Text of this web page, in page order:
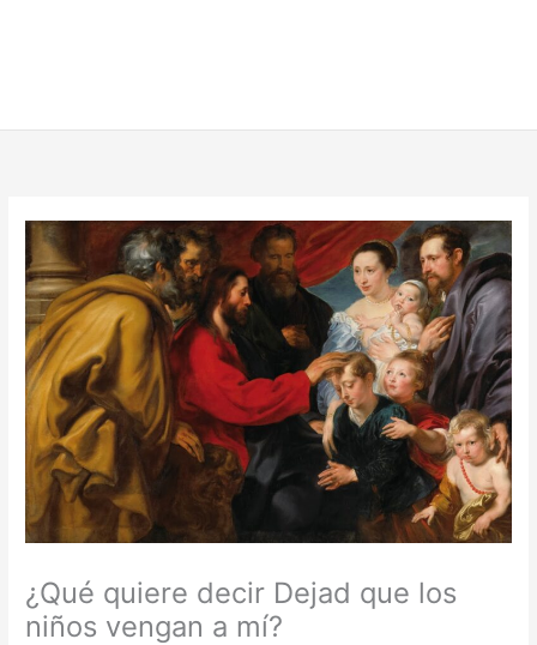
¿Qué quiere decir Dejad que los
niños vengan a mí?